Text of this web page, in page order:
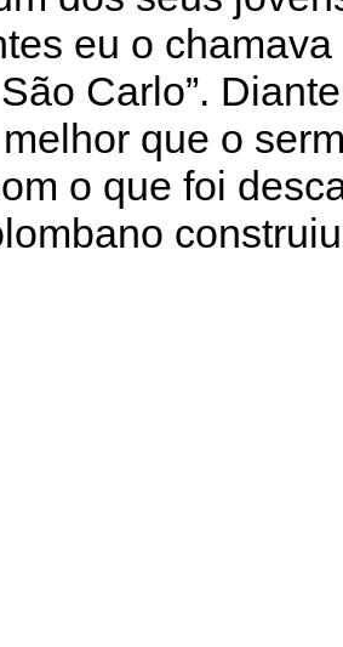
eu o
Carlo”.
que o
o que foi